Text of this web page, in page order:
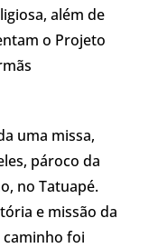
além de
o Projeto
uma missa,
pároco da
no Tatuapé.
e missão da
caminho foi